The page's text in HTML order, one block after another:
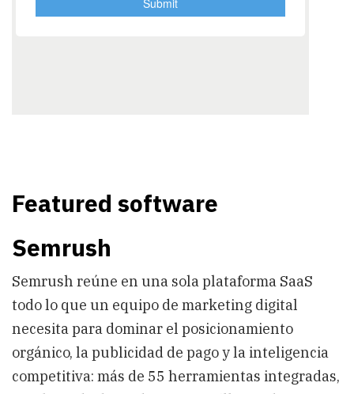
Featured software
Semrush
Semrush reúne en una sola plataforma SaaS
todo lo que un equipo de marketing digital
necesita para dominar el posicionamiento
orgánico, la publicidad de pago y la inteligencia
competitiva: más de 55 herramientas integradas,